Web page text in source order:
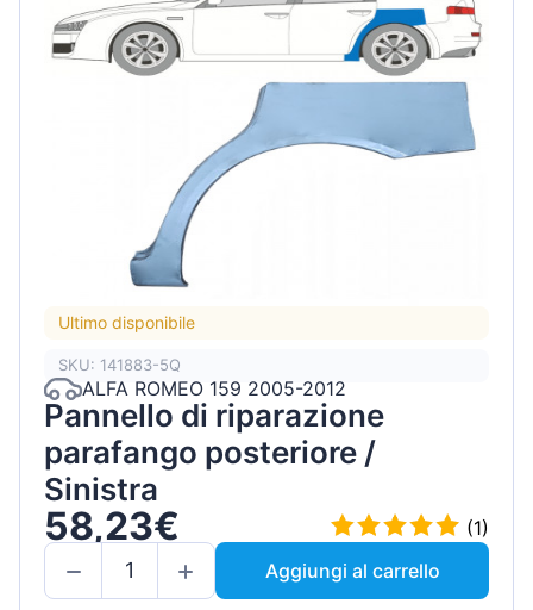
Ultimo disponibile
SKU: 141883-5Q
ALFA ROMEO 159 2005-2012
Pannello di riparazione
parafango posteriore /
Sinistra
58,23€
(1)
Aggiungi al carrello